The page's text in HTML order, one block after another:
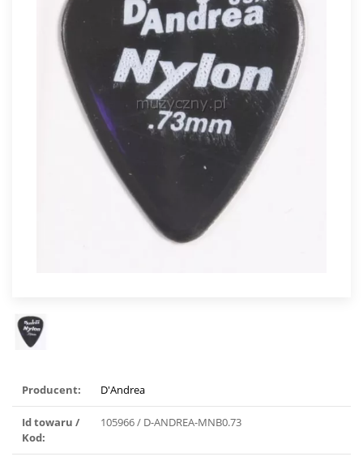
Producent: D'Andrea
Id towaru /
Kod:
105966 / D-ANDREA-MNB0.73